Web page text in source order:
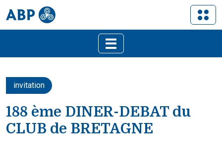
invitation
188 ème DINER-DEBAT du
CLUB de BRETAGNE